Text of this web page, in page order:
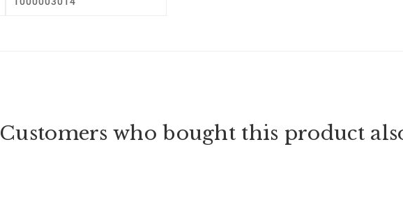
Customers who bought this product